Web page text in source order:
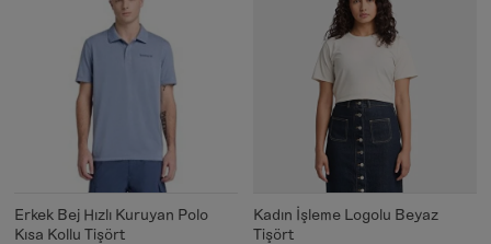
Erkek Bej Hızlı Kuruyan Polo
Kısa Kollu Tişört
Kadın İşleme Logolu Beyaz
Tişört